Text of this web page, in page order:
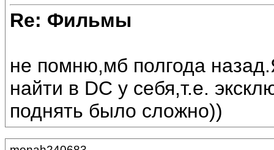
Re: Фильмы
не помню,мб полгода
найти в DC у себя,т.е.
поднять было сложно))